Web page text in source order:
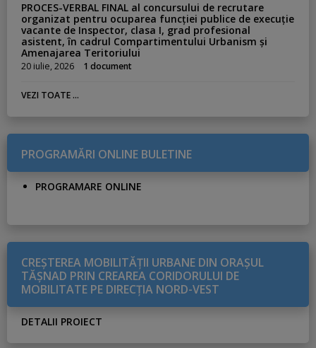
PROCES-VERBAL FINAL al concursului de recrutare
organizat pentru ocuparea funcției publice de execuție
vacante de Inspector, clasa I, grad profesional
asistent, în cadrul Compartimentului Urbanism și
Amenajarea Teritoriului
20 iulie, 2026 1 document
VEZI TOATE ...
PROGRAMĂRI ONLINE BULETINE
PROGRAMARE ONLINE
CREŞTEREA MOBILITĂŢII URBANE DIN ORAŞUL
TĂŞNAD PRIN CREAREA CORIDORULUI DE
MOBILITATE PE DIRECŢIA NORD-VEST
DETALII PROIECT